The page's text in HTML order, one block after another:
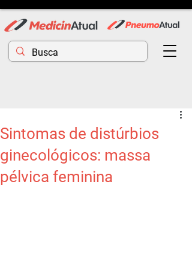
Sintomas de distúrbios
ginecológicos: massa
pélvica feminina